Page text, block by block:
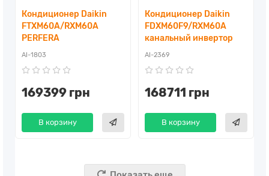
Кондиционер Daikin
FTXM60A/RXM60A
PERFERA
AI-1803
169399 грн
В корзину
Кондиционер Daikin
FDXM60F9/RXM60A
канальный инвертор
AI-2369
168711 грн
В корзину